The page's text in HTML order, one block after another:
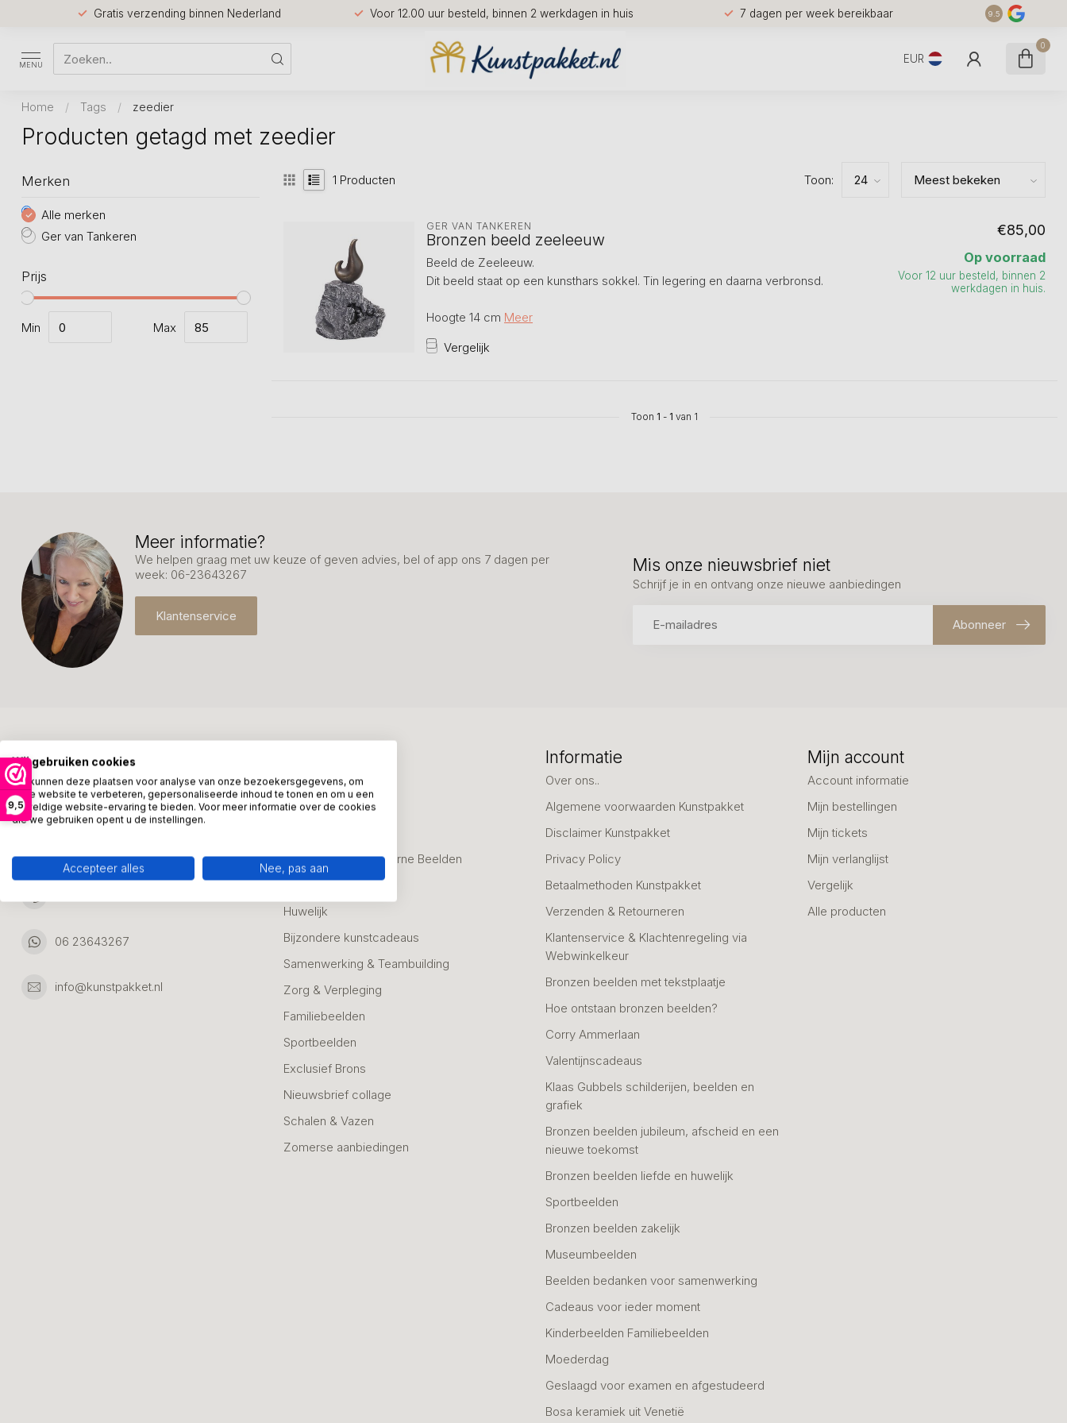
9,5
Gratis verzending binnen Nederland Voor 12.00 uur besteld, binnen 2 werkdagen in huis 7 dagen per week bereikbaar 9.5
MENU EUR
0
Home / Tags / zeedier
Producten getagd met zeedier
Merken
Alle merken
Ger van Tankeren
Prijs
Min Max
1 Producten Toon:
GER VAN TANKEREN
Bronzen beeld zeeleeuw
Beeld de Zeeleeuw.
Dit beeld staat op een kunsthars sokkel. Tin legering en daarna verbronsd.
Hoogte 14 cm Meer
Vergelijk
€85,00
Op voorraad
Voor 12 uur besteld, binnen 2
werkdagen in huis.
Toon 1 - 1 van 1
Meer informatie?
We helpen graag met uw keuze of geven advies, bel of app ons 7 dagen per
week: 06-23643267
Klantenservice
Mis onze nieuwsbrief niet
Schrijf je in en ontvang onze nieuwe aanbiedingen
Abonneer
Kunstpakket Nederland
Adresgegevens:
Ambachtsweg 46
Nederland
06 23643267
info@kunstpakket.nl
Zakelijke Cadeaus
Bedanken
Alle Bronzen & Moderne Beelden
Geslaagd
Huwelijk
Bijzondere kunstcadeaus
Samenwerking & Teambuilding
Zorg & Verpleging
Familiebeelden
Sportbeelden
Exclusief Brons
Nieuwsbrief collage
Schalen & Vazen
Zomerse aanbiedingen
Informatie
Over ons..
Algemene voorwaarden Kunstpakket
Disclaimer Kunstpakket
Privacy Policy
Betaalmethoden Kunstpakket
Verzenden & Retourneren
Klantenservice & Klachtenregeling via
Webwinkelkeur
Bronzen beelden met tekstplaatje
Hoe ontstaan bronzen beelden?
Corry Ammerlaan
Valentijnscadeaus
Klaas Gubbels schilderijen, beelden en
grafiek
Bronzen beelden jubileum, afscheid en een
nieuwe toekomst
Bronzen beelden liefde en huwelijk
Sportbeelden
Bronzen beelden zakelijk
Museumbeelden
Beelden bedanken voor samenwerking
Cadeaus voor ieder moment
Kinderbeelden Familiebeelden
Moederdag
Geslaagd voor examen en afgestudeerd
Bosa keramiek uit Venetië
Mijn account
Account informatie
Mijn bestellingen
Mijn tickets
Mijn verlanglijst
Vergelijk
Alle producten
Wij gebruiken cookies
We kunnen deze plaatsen voor analyse van onze bezoekersgegevens, om
onze website te verbeteren, gepersonaliseerde inhoud te tonen en om u een
geweldige website-ervaring te bieden. Voor meer informatie over de cookies
die we gebruiken opent u de instellingen.
Accepteer alles Nee, pas aan